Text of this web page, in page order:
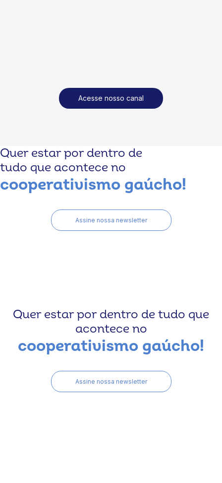
Acesse nosso canal
Quer estar por dentro de
tudo que acontece no
cooperativismo gaúcho!
Assine nossa newsletter
Quer estar por dentro de tudo que
acontece no
cooperativismo gaúcho!
Assine nossa newsletter